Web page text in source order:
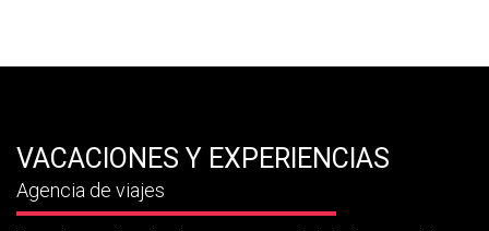
VACACIONES Y EXPERIENCIAS
Agencia de viajes